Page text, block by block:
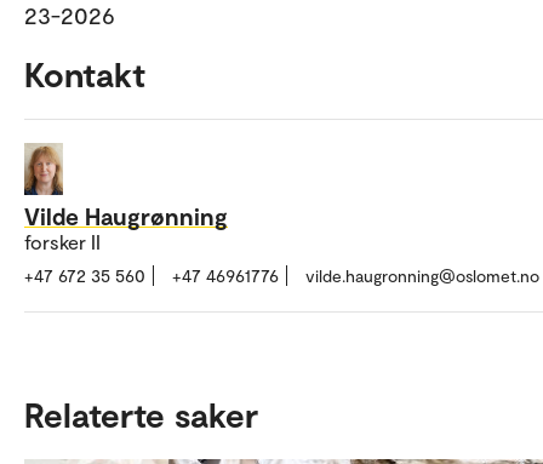
23-2026
Kontakt
Vilde Haugrønning
forsker II
+47 672 35 560 +47 46961776 vilde.haugronning@oslomet.no
Relaterte saker